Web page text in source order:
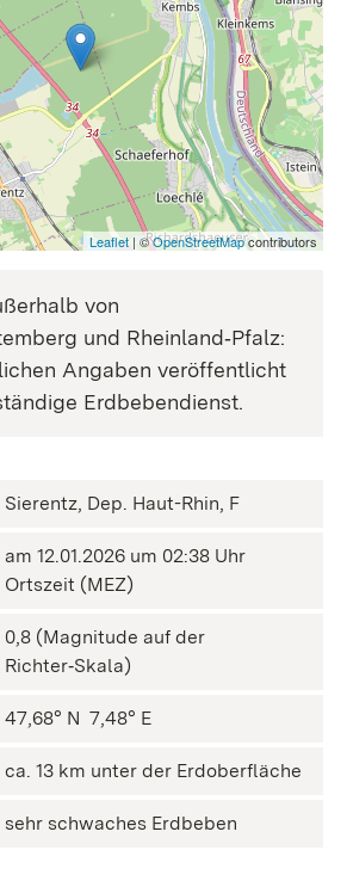
Leaflet | ©OpenStreetMapcontributors
von
und Rheinland‑Pfalz:
Angaben veröffentlicht
Erdbebendienst.
Sierentz, Dep. Haut-Rhin, F
am 12.01.2026 um 02:38 Uhr
Ortszeit (MEZ)
0,8 (Magnitude auf der
Richter‑Skala)
47,68° N ㅤ 7,48° E
ca. 13 km unter der Erdoberfläche
sehr schwaches Erdbeben